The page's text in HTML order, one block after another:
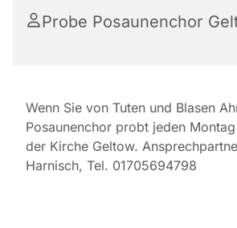
Probe Posaunenchor
Wenn Sie von Tuten und Blasen
Posaunenchor probt jeden
der Kirche Geltow.
Harnisch, Tel. 01705694798